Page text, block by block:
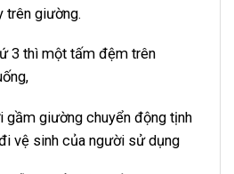
trên giường.
3 thì một tấm đệm trên
gầm giường chuyển động tịnh
vệ sinh của người sử dụng